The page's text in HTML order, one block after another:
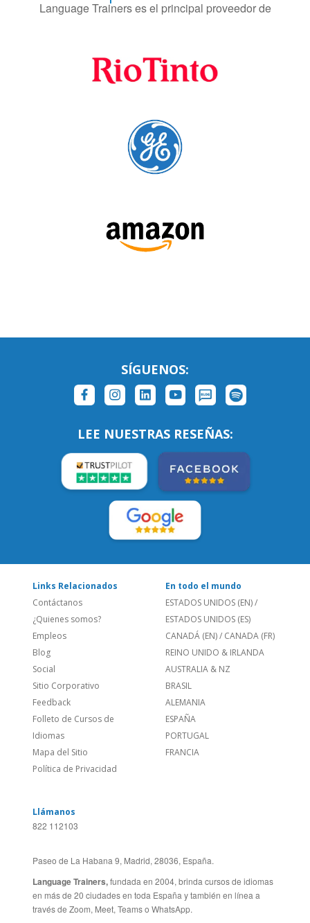
Contáctanos
¿Quienes somos?
Empleos
Blog
Social
Sitio Corporativo
Feedback
Folleto de Cursos de
Idiomas
Mapa del Sitio
Política de Privacidad
ESTADOS UNIDOS (EN)
ESTADOS UNIDOS (ES)
CANADÁ (EN)/CANADA (FR)
REINO UNIDO & IRLANDA
AUSTRALIA & NZ
BRASIL
ALEMANIA
ESPAÑA
PORTUGAL
FRANCIA
822 112103
Language Trainers,fundada en 2004, brinda cursos de idiomas
en más de 20 ciudades en toda España y también en línea a
través de Zoom, Meet, Teams o WhatsApp.